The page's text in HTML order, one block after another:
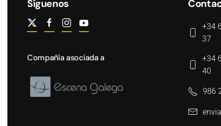
Síguenos
Compañía asociada a
+34
37
+34
40
986